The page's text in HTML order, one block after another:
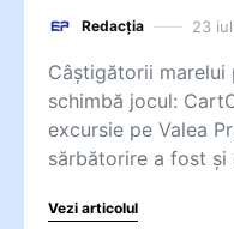
Redacția 23
Câștigătorii marelui
schimbă jocul:
excursie pe Valea
sărbătorire a fost
Vezi articolul